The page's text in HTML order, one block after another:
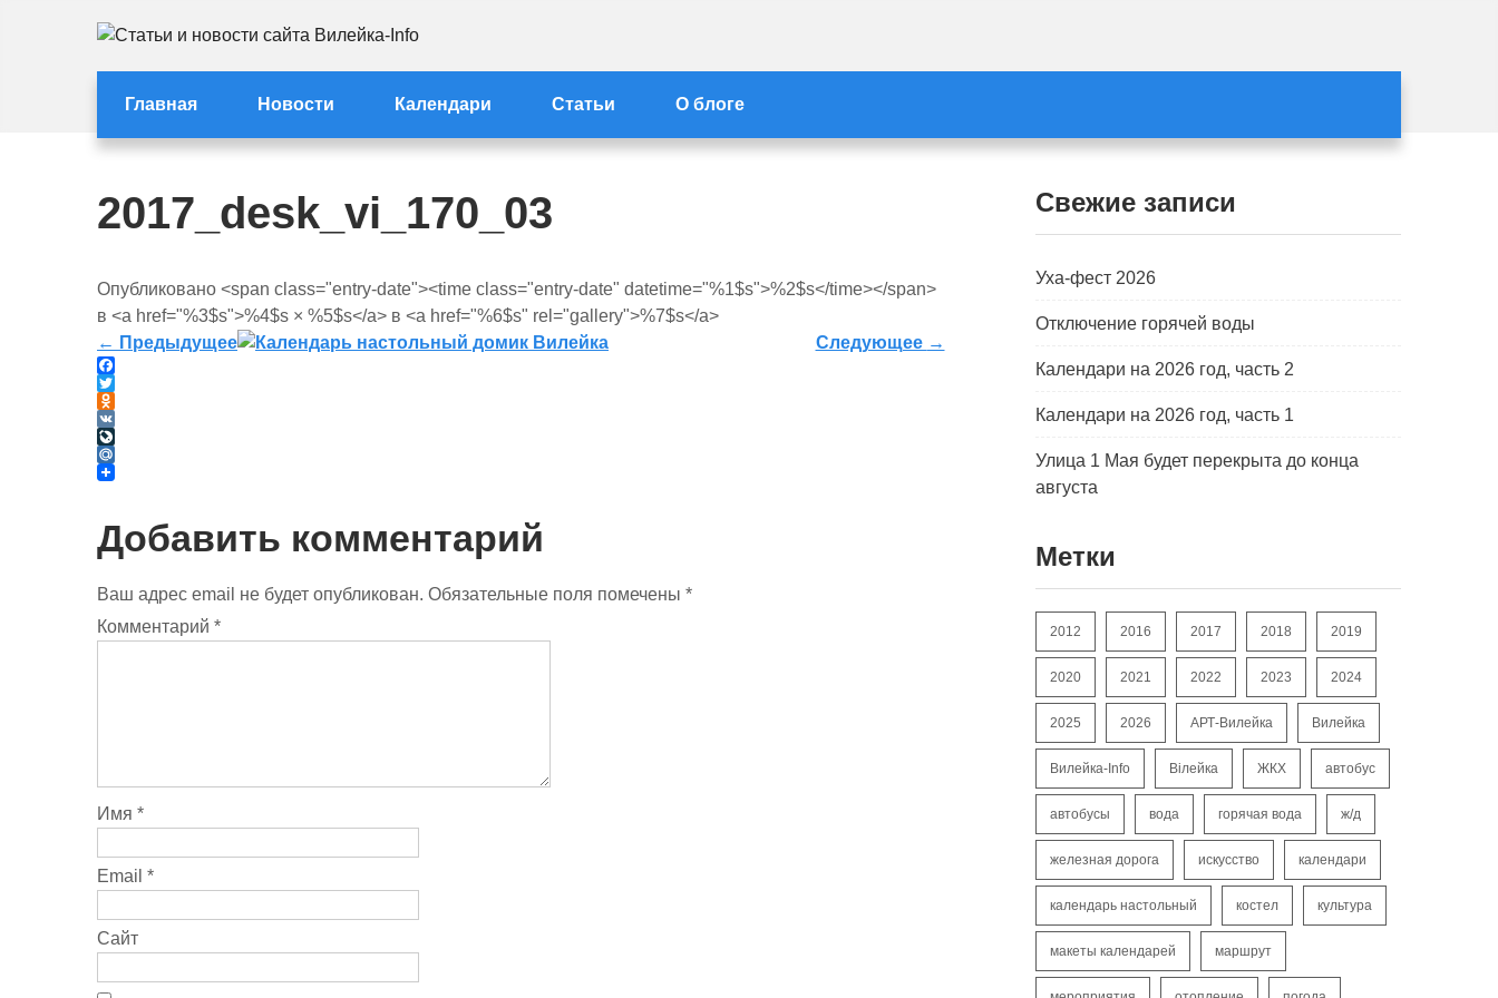
Статьи и новости сайта Вилейка-Info
Главная Новости Календари Статьи О блоге
2017_desk_vi_170_03
Опубликовано <span class="entry-date"><time class="entry-date" datetime="%1$s">%2$s</time></span>
в <a href="%3$s">%4$s × %5$s</a> в <a href="%6$s" rel="gallery">%7$s</a>
← Предыдущее Следующее →
F
a
c
e
b
o
T
w
i
t
t
O
d
n
o
a
s
s
i
i
V
K
L
i
J
o
u
n
l
M
.
R
Добавить комментарий
Ваш адрес email не будет опубликован. Обязательные поля помечены *
Комментарий *
Имя *
Email *
Сайт
Свежие записи
Уха-фест 2026
Отключение горячей воды
Календари на 2026 год, часть 2
Календари на 2026 год, часть 1
Улица 1 Мая будет перекрыта до конца
августа
Метки
2012 2016 2017 2018 2019
2020 2021 2022 2023 2024
2025 2026 АРТ-Вилейка Вилейка
Вилейка-Info Вілейка ЖКХ автобус
автобусы вода горячая вода ж/д
железная дорога искусство календари
календарь настольный костел культура
макеты календарей маршрут